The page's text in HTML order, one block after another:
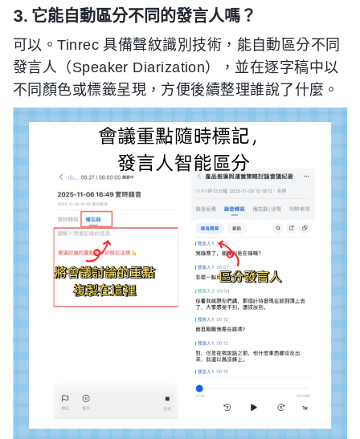
3. 它能自動區分不同的發言人嗎？
可以。Tinrec 具備聲紋識別技術，能自動區分不同
發言人（Speaker Diarization），並在逐字稿中以
不同顏色或標籤呈現，方便後續整理誰說了什麼。